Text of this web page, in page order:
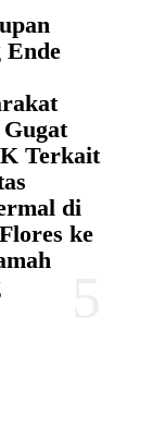
Ende
Terkait
di
ke